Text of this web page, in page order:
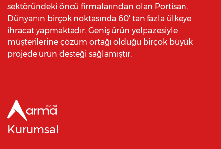
sektöründeki öncü firmalarından olan Portisan,
Dünyanın birçok noktasında 60' tan fazla ülkeye
ihracat yapmaktadır. Geniş ürün yelpazesiyle
müşterilerine çözüm ortağı olduğu birçok büyük
projede ürün desteği sağlamıştır.
Kurumsal